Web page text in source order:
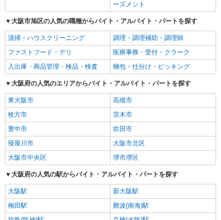
ーズメント
大阪市旭区の人気の職種からバイト・アルバイト・パートを探す
清掃・ハウスクリーニング
調理・調理補助・調理師
ファストフード・デリ
医療事務・受付・クラーク
入出庫・商品管理・検品・検査
梱包・仕分け・ピッキング
大阪府の人気のエリアからバイト・アルバイト・パートを探す
東大阪市
高槻市
枚方市
茨木市
豊中市
吹田市
寝屋川市
大阪市北区
大阪市中央区
堺市堺区
大阪府の人気の駅からバイト・アルバイト・パートを探す
大阪駅
新大阪駅
梅田駅
難波(南海)駅